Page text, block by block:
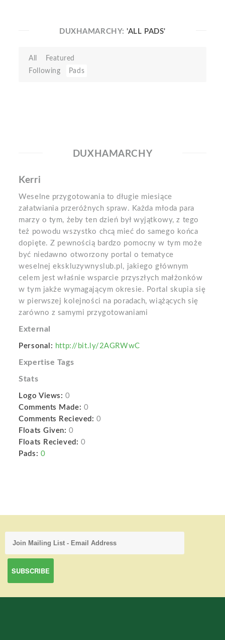
DUXHAMARCHY:'ALL PADS'
All
Featured
Following
Pads
DUXHAMARCHY
Kerri
Weselne przygotowania to długie miesiące
załatwiania przeróżnych spraw. Każda młoda para
marzy o tym, żeby ten dzień był wyjątkowy, z tego
też powodu wszystko chcą mieć do samego końca
dopięte. Z pewnością bardzo pomocny w tym może
być niedawno otworzony portal o tematyce
weselnej ekskluzywnyslub.pl, jakiego głównym
celem jest właśnie wsparcie przyszłych małżonków
w tym jakże wymagającym okresie. Portal skupia się
w pierwszej kolejności na poradach, wiążących się
zarówno z samymi przygotowaniami
External
Personal: http://bit.ly/2AGRWwC
Expertise Tags
Stats
Logo Views: 0
Comments Made: 0
Comments Recieved: 0
Floats Given: 0
Floats Recieved: 0
Pads: 0